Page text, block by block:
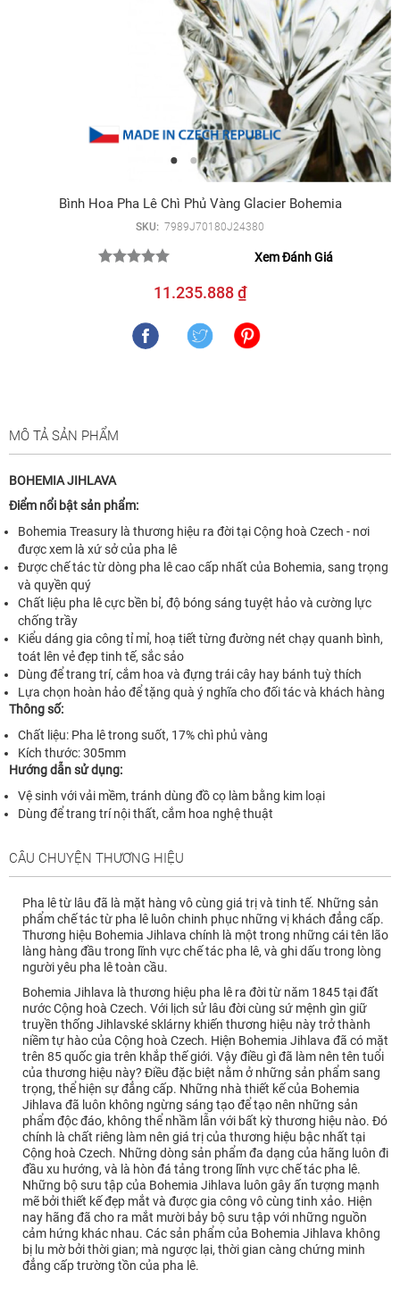
Bình Hoa Pha Lê Chì Phủ Vàng Glacier Bohemia
SKU: 7989J70180J24380
Xem Đánh Giá
11.235.888 ₫
MÔ TẢ SẢN PHẨM
BOHEMIA JIHLAVA
Điểm nổi bật sản phẩm:
Bohemia Treasury là thương hiệu ra đời tại Cộng hoà Czech - nơi
được xem là xứ sở của pha lê
Được chế tác từ dòng pha lê cao cấp nhất của Bohemia, sang trọng
và quyền quý
Chất liệu pha lê cực bền bỉ, độ bóng sáng tuyệt hảo và cường lực
chống trầy
Kiểu dáng gia công tỉ mỉ, hoạ tiết từng đường nét chạy quanh bình,
toát lên vẻ đẹp tinh tế, sắc sảo
Dùng để trang trí, cắm hoa và đựng trái cây hay bánh tuỳ thích
Lựa chọn hoàn hảo để tặng quà ý nghĩa cho đối tác và khách hàng
Thông số:
Chất liệu: Pha lê trong suốt, 17% chì phủ vàng
Kích thước: 305mm
Hướng dẫn sử dụng:
Vệ sinh với vải mềm, tránh dùng đồ cọ làm bằng kim loại
Dùng để trang trí nội thất, cắm hoa nghệ thuật
CÂU CHUYỆN THƯƠNG HIỆU
Pha lê từ lâu đã là mặt hàng vô cùng giá trị và tinh tế. Những sản
phẩm chế tác từ pha lê luôn chinh phục những vị khách đẳng cấp.
Thương hiệu Bohemia Jihlava chính là một trong những cái tên lão
làng hàng đầu trong lĩnh vực chế tác pha lê, và ghi dấu trong lòng
người yêu pha lê toàn cầu.
Bohemia Jihlava là thương hiệu pha lê ra đời từ năm 1845 tại đất
nước Cộng hoà Czech. Với lịch sử lâu đời cùng sứ mệnh gìn giữ
truyền thống Jihlavské sklárny khiến thương hiệu này trở thành
niềm tự hào của Cộng hoà Czech. Hiện Bohemia Jihlava đã có mặt
trên 85 quốc gia trên khắp thế giới. Vậy điều gì đã làm nên tên tuổi
của thương hiệu này? Điều đặc biệt nằm ở những sản phẩm sang
trọng, thể hiện sự đẳng cấp. Những nhà thiết kế của Bohemia
Jihlava đã luôn không ngừng sáng tạo để tạo nên những sản
phẩm độc đáo, không thể nhầm lẫn với bất kỳ thương hiệu nào. Đó
chính là chất riêng làm nên giá trị của thương hiệu bậc nhất tại
Cộng hoà Czech. Những dòng sản phẩm đa dạng của hãng luôn đi
đầu xu hướng, và là hòn đá tảng trong lĩnh vực chế tác pha lê.
Những bộ sưu tập của Bohemia Jihlava luôn gây ấn tượng mạnh
mẽ bởi thiết kế đẹp mắt và được gia công vô cùng tinh xảo. Hiện
nay hãng đã cho ra mắt mười bảy bộ sưu tập với những nguồn
cảm hứng khác nhau. Các sản phẩm của Bohemia Jihlava không
bị lu mờ bởi thời gian; mà ngược lại, thời gian càng chứng minh
đẳng cấp trường tồn của pha lê.